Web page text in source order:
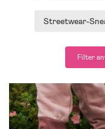
Streetwear-
Filter